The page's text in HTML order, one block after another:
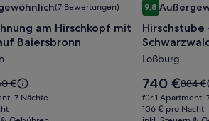
Außergewöhnlich, (7 Bewertungen)
(7 Bewertungen)
am Hirschkopf mit
Baiersbronn
€
7 Nächte
für
–
stilvolle
Auszeit
im
9,89,8 von 10,
Hirschstube
Loßburg
Der
Preis
beträgt
740 €Der
alte
Preis
884 €
für 1 Apartment,
106 € pro Nacht